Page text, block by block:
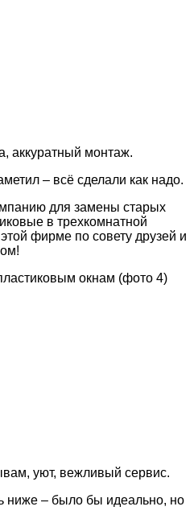
аккуратный монтаж.
– всё сделали как надо.
для замены старых
в трехкомнатной
фирме по совету друзей и
уют, вежливый сервис.
ниже – было бы идеально, но